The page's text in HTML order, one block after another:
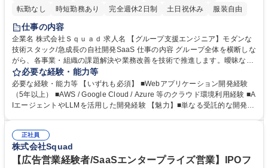
転勤なし
時短勤務あり 完全週休2日制 土日祝休み 服装自由
仕事の内容
企業名 株式会社Ｓｑｕａｄ 求人名 【グループ支援エンジニア】モダンな
技術スタック/急成長の自社開発SaaS 仕事の内容 グループ全体を横断しな
がら、各事業・組織の課題解決や業務改善を技術で推進します。曖昧な要
件や未整理な課題に対して「何を作るべきか」を整理し、優先順位付けか
ら設計・リリースまでを一気通貫で担います。 ■モダンな技術スタックに
よるフルスタック開発 ・React / TypeScript を用いたフロントエンド開発
・Backend / API / DB設計・実装を含むフルスタック開発 ■AI活用を前提
社開発SaaS
必要な経験・能力等
必要な経験・能力等 【いずれも必須】 ■Webアプリケーション開発経験
（5年以上） ■AWS / Google Cloud / Azure 等のクラウド環境利用経験 ■A
IエージェントやLLMを活用した開発経験 【魅力】■単なる受託的な開発で
ながらプロダクト開発を推進できる ■フロントエンド・バックエンド・イ
ンフラ・AI活用まで領域を横断しながら、一気通貫でプロダクト開発に関
われる。役割が細かく分断されていないため、「作れる範囲」を広げ続け
正社員
株式会社Squad
【広告営業経験者/SaaSエンタープライズ営業】IPOフ